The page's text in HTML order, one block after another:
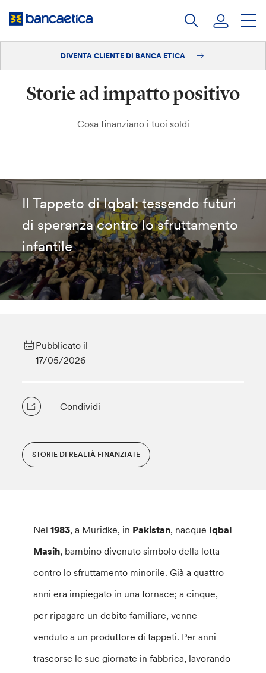
Diventa cliente
DIVENTA CLIENTE DI BANCA ETICA
Storie ad impatto positivo
Cosa finanziano i tuoi soldi
Il Tappeto di Iqbal: tessendo futuri
di speranza contro lo sfruttamento
infantile
Pubblicato il
17/05/2026
Condividi
STORIE DI REALTÀ FINANZIATE
Nel1983, a Muridke, in Pakistan, nacque Iqbal
Masih, bambino divenuto simbolo della lotta
contro lo sfruttamento minorile. Già a quattro
anni era impiegato in una fornace; a cinque,
per ripagare un debito familiare, venne
venduto a un produttore di tappeti. Per anni
trascorse le sue giornate in fabbrica, lavorando